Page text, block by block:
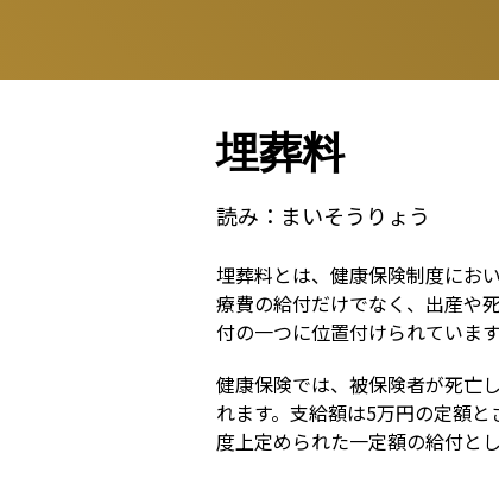
埋葬料
読み： まいそうりょう
埋葬料とは、健康保険制度にお
療費の給付だけでなく、出産や
付の一つに位置付けられています
健康保険では、被保険者が死亡
れます。支給額は5万円の定額
度上定められた一定額の給付と